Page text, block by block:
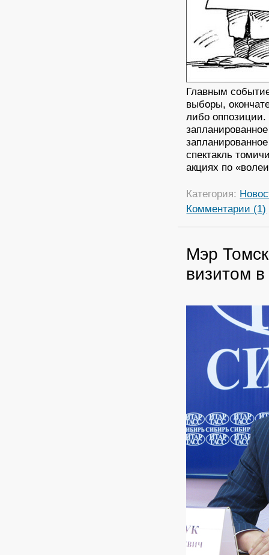
Главным
выборы,
либо оппозиции.
спектакль
акциях по
Категория:
Комментарии (1)
Мэр
визитом